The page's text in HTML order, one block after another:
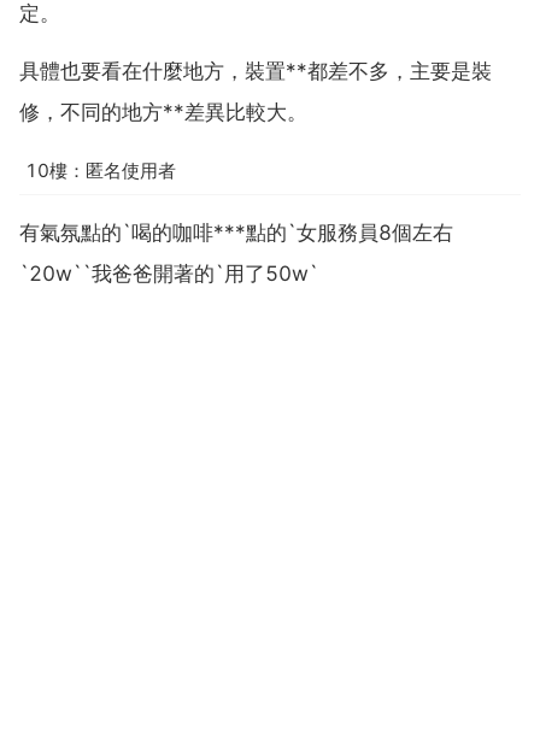
定。
具體也要看在什麼地方，裝置**都差不多，主要是裝
修，不同的地方**差異比較大。
10樓：匿名使用者
有氣氛點的`喝的咖啡***點的`女服務員8個左右
`20w``我爸爸開著的`用了50w`